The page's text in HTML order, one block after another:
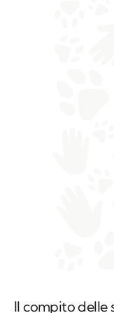
Il compito delle